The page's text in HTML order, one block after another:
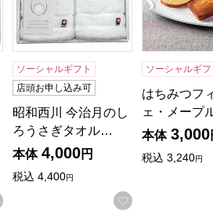
お気に入りに登録する
ソーシャルギフト
店頭お申し込み可
昭和西川 今治月のし
ろうさぎタオル…
本体 4,000円
税込 4,400円
お気に入りに
ソーシャルギフ
はちみつフ
ェ・メープ
本体 3,000
税込 3,240円